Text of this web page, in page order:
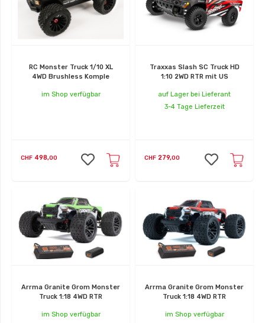
RC Monster Truck 1/10 XL
4WD Brushless Komple
im Shop verfügbar
CHF 498,00
Traxxas Slash SC Truck HD
1:10 2WD RTR mit US
auf Lager bei Lieferant
3-4 Tage Lieferzeit
CHF 279,00
Arrma Granite Grom Monster
Truck 1:18 4WD RTR
im Shop verfügbar
Arrma Granite Grom Monster
Truck 1:18 4WD RTR
im Shop verfügbar